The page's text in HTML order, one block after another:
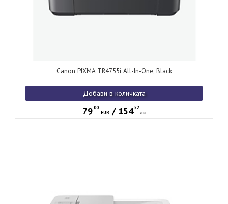
Canon PIXMA TR4755i All-In-One, Black
Добави в количката
7900
EUR / 15452
лв